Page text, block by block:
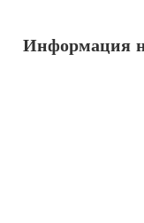
Информация